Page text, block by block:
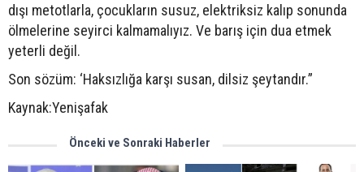
dışı metotlarla, çocukların susuz, elektriksiz kalıp sonunda
ölmelerine seyirci kalmamalıyız. Ve barış için dua etmek
yeterli değil.
Son sözüm: ‘Haksızlığa karşı susan, dilsiz şeytandır.”
Kaynak:Yenişafak
Önceki ve Sonraki Haberler